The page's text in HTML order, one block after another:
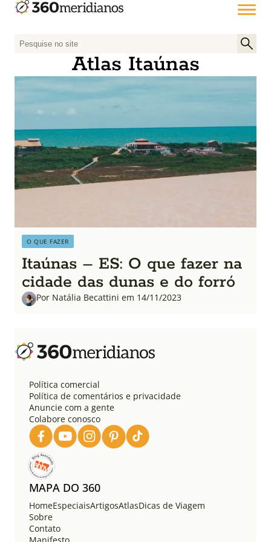
P
q
s
a
r
p
o
Atlas Itaúnas
O QUE FAZER
Itaúnas – ES: O que fazer na
cidade das dunas e do forró
Por Natália Becattini em 14/11/2023
Política comercial
Política de comentários e privacidade
Anuncie com a gente
Colabore conosco
MAPA DO 360
HomeEspeciaisArtigosAtlasDicas de Viagem
Sobre
Contato